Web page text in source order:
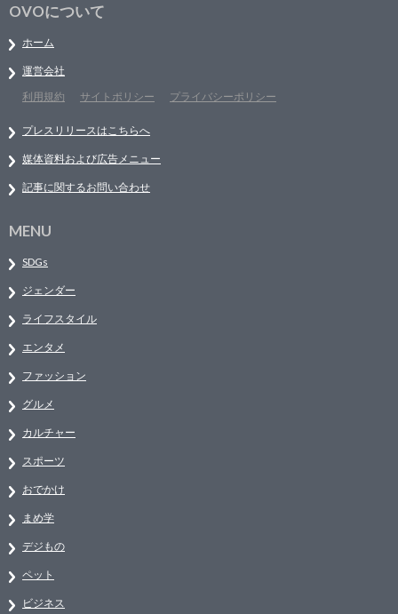
OVOについて
ホーム
運営会社
利用規約
サイトポリシー プライバシーポリシー
プレスリリースはこちらへ
媒体資料および広告メニュー
記事に関するお問い合わせ
MENU
SDGs
ジェンダー
ライフスタイル
エンタメ
ファッション
グルメ
カルチャー
スポーツ
おでかけ
まめ学
デジもの
ペット
ビジネス